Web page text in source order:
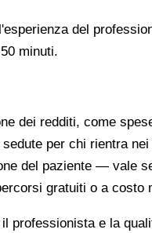
del
minuti.
dei redditi, come
per chi rientra
del paziente — vale
gratuiti o a
e la